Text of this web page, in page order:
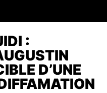
:
D’UNE